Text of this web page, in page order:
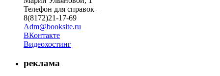
Телефон для справок –
8(8172)21-17-69
Adm@booksite.ru
ВКонтакте
Видеохостинг
реклама